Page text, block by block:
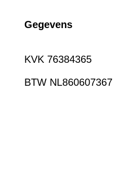
Gegevens
KVK 76384365
BTW NL860607367